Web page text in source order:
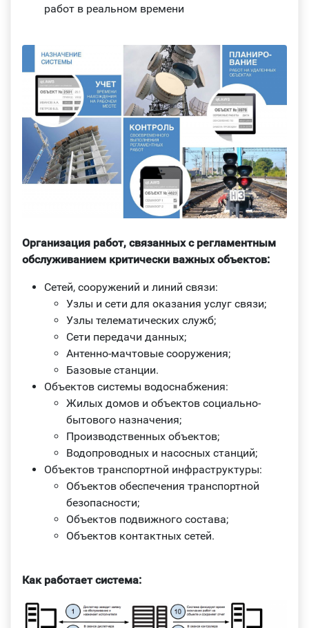
работ в реальном времени
Организация работ, связанных с регламентным
обслуживанием критически важных объектов:
Сетей, сооружений и линий связи:
Узлы и сети для оказания услуг связи;
Узлы телематических служб;
Сети передачи данных;
Антенно-мачтовые сооружения;
Базовые станции.
Объектов системы водоснабжения:
Жилых домов и объектов социально-
бытового назначения;
Производственных объектов;
Водопроводных и насосных станций;
Объектов транспортной инфраструктуры:
Объектов обеспечения транспортной
безопасности;
Объектов подвижного состава;
Объектов контактных сетей.
Как работает система: